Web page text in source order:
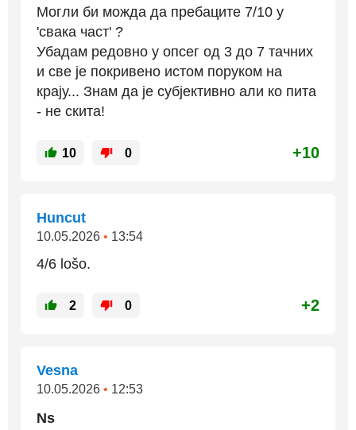
Могли би можда да пребаците 7/10 у
'свака част' ?
Убадам редовно у опсег од 3 до 7 тачних
и све је покривено истом поруком на
крају... Знам да је субјективно али ко пита
- не скита!
10 0 +10
Huncut
10.05.2026 • 13:54
4/6 lošo.
2 0 +2
Vesna
10.05.2026 • 12:53
Ns